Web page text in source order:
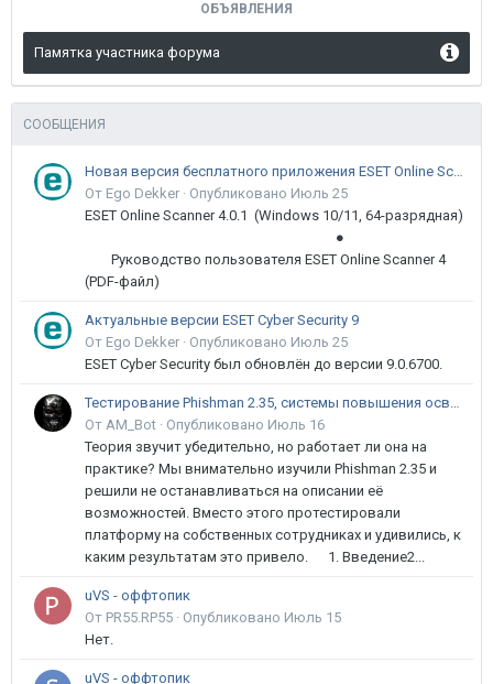
ОБЪЯВЛЕНИЯ
Памятка участника форума
СООБЩЕНИЯ
Новая версия бесплатного приложения ESET Online Scanner доступна пользователям
От Ego Dekker · Опубликовано Июль 25
ESET Online Scanner 4.0.1 (Windows 10/11, 64-разрядная)
●
Руководство пользователя ESET Online Scanner 4
(PDF-файл)
Актуальные версии ESET Cyber Security 9
От Ego Dekker · Опубликовано Июль 25
ESET Cyber Security был обновлён до версии 9.0.6700.
Тестирование Phishman 2.35, системы повышения осведомлённости пользователей в сфере ИБ
От AM_Bot · Опубликовано Июль 16
Теория звучит убедительно, но работает ли она на
практике? Мы внимательно изучили Phishman 2.35 и
решили не останавливаться на описании её
возможностей. Вместо этого протестировали
платформу на собственных сотрудниках и удивились, к
каким результатам это привело. 1. Введение2...
uVS - оффтопик
От PR55.RP55 · Опубликовано Июль 15
Нет.
uVS - оффтопик